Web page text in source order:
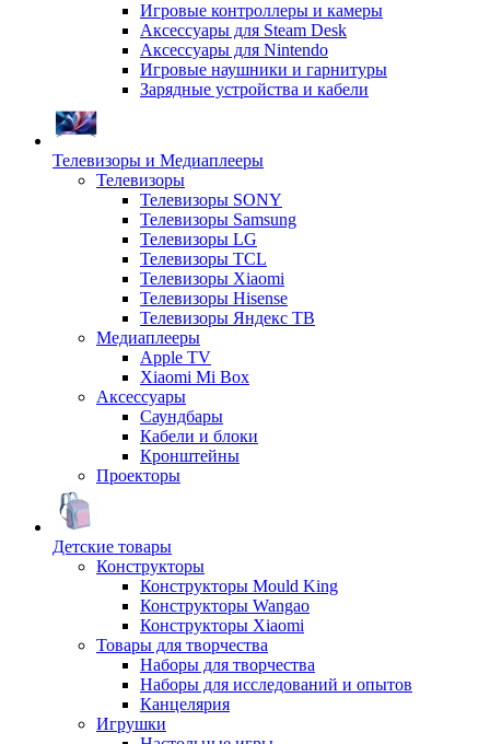
Игровые контроллеры и камеры
Аксессуары для Steam Desk
Аксессуары для Nintendo
Игровые наушники и гарнитуры
Зарядные устройства и кабели
Телевизоры и Медиаплееры
Телевизоры
Телевизоры SONY
Телевизоры Samsung
Телевизоры LG
Телевизоры TCL
Телевизоры Xiaomi
Телевизоры Hisense
Телевизоры Яндекс ТВ
Медиаплееры
Apple TV
Xiaomi Mi Box
Аксессуары
Саундбары
Кабели и блоки
Кронштейны
Проекторы
Детские товары
Конструкторы
Конструкторы Mould King
Конструкторы Wangao
Конструкторы Xiaomi
Товары для творчества
Наборы для творчества
Наборы для исследований и опытов
Канцелярия
Игрушки